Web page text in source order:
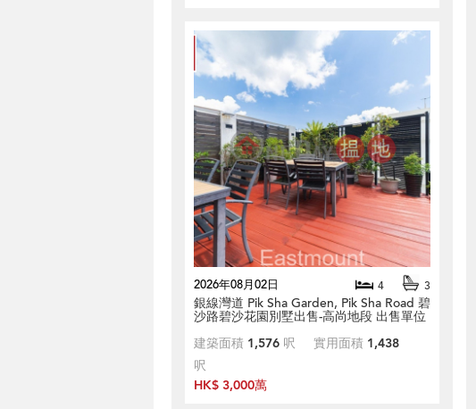
2026年08月02日 4 3
銀線灣道 Pik Sha Garden, Pik Sha Road 碧
沙路碧沙花園別墅出售-高尚地段 出售單位
建築面積 1,576 呎 實用面積 1,438
呎
HK$ 3,000萬